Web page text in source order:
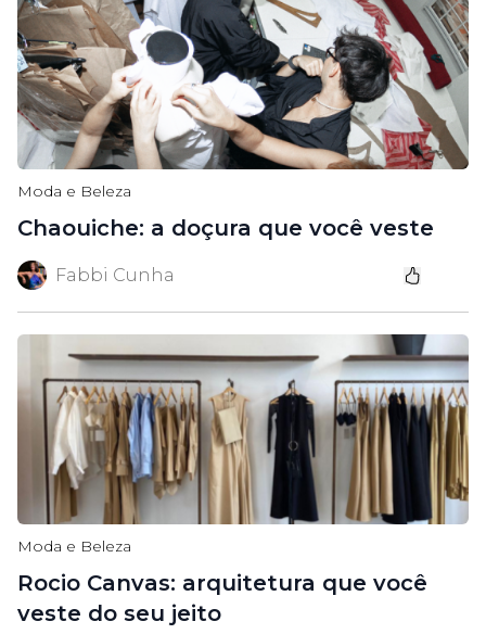
Moda e Beleza
Chaouiche: a doçura que você veste
Fabbi Cunha
Moda e Beleza
Rocio Canvas: arquitetura que você
veste do seu jeito